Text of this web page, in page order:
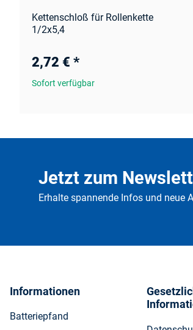
Kettenschloß für Rollenkette
1/2x5,4
2,72 € *
Sofort verfügbar
Jetzt zum
Erhalte spannende Infos und neue
Informationen
Batteriepfand